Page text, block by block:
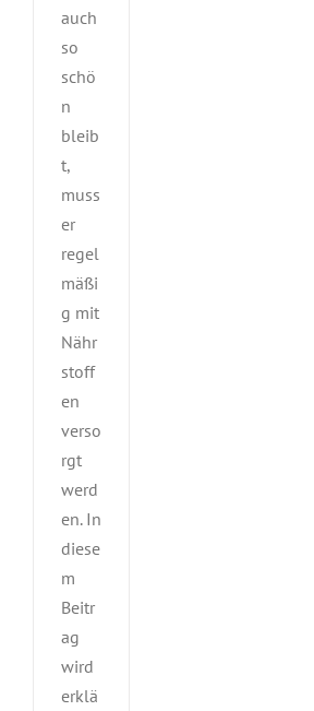
auch
so
schö
n
bleib
t,
muss
er
regel
mäßi
g mit
Nähr
stoff
en
verso
rgt
werd
en. In
diese
m
Beitr
ag
wird
erklä